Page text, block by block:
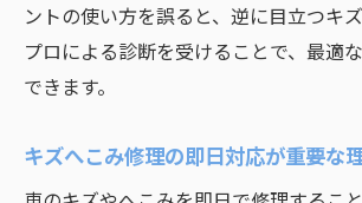
ントの使い方を誤ると、逆に目立つキ
プロによる診断を受けることで、最適
できます。
キズへこみ修理の即日対応が重要な